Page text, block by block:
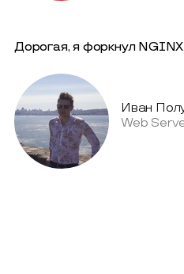
Дорогая, я форкнул NGINX
Иван
Web